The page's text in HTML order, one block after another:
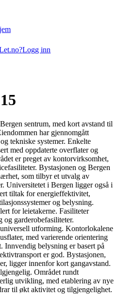
Logg inn
sentrum, med kort avstand til
har gjennomgått
tekniske systemer. Enkelte
med oppdaterte overflater og
er preget av kontorvirksomhet,
Bystasjonen og Bergen
som tilbyr et utvalg av
Universitetet i Bergen ligger også i
tiltak for energieffektivitet,
og belysning.
for leietakerne. Fasiliteter
garderobefasiliteter.
utforming. Kontorlokalene
med varierende orientering
Innvendig belysning er basert på
er god. Bystasjonen,
ligger innenfor kort gangavstand.
Området rundt
utvikling, med etablering av nye
til økt aktivitet og tilgjengelighet.